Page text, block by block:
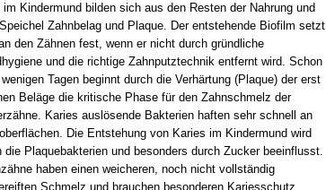
im Kindermund bilden sich aus den Resten der Nahrung und
Zahnbelag und Plaque. Der entstehende Biofilm setzt
den Zähnen fest, wenn er nicht durch gründliche
und die richtige Zahnputztechnik entfernt wird. Schon
Tagen beginnt durch die Verhärtung (Plaque) der erst
Beläge die kritische Phase für den Zahnschmelz der
Karies auslösende Bakterien haften sehr schnell an
Die Entstehung von Karies im Kindermund wird
die Plaquebakterien und besonders durch Zucker beeinflusst.
haben einen weicheren, noch nicht vollständig
Schmelz und brauchen besonderen Kariesschutz.